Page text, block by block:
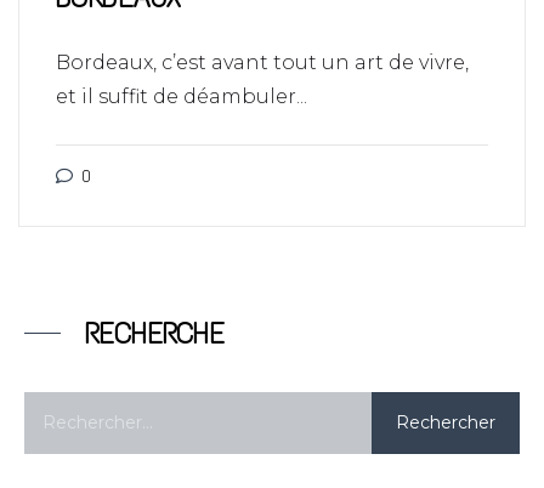
Bordeaux, c’est avant tout un art de vivre,
et il suffit de déambuler...
0
RECHERCHE